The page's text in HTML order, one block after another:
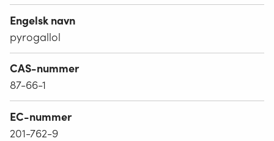
Engelsk navn
pyrogallol
CAS-nummer
87-66-1
EC-nummer
201-762-9